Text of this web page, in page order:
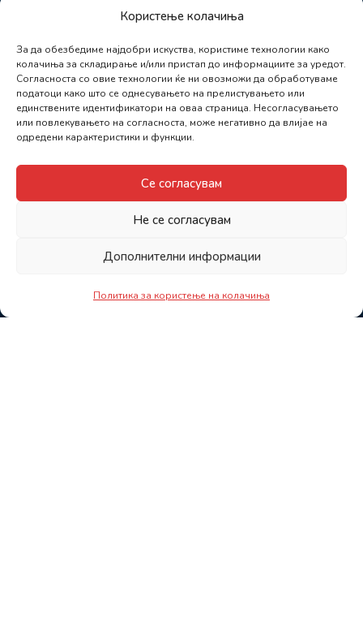
Користење колачиња
За да обезбедиме најдобри искуства, користиме технологии како
колачиња за складирање и/или пристап до информациите за уредот.
Согласноста со овие технологии ќе ни овозможи да обработуваме
податоци како што се однесувањето на прелистувањето или
единствените идентификатори на оваа страница. Несогласувањето
или повлекувањето на согласноста, може негативно да влијае на
одредени карактеристики и функции.
Се согласувам
Не се согласувам
Дополнителни информации
Политика за користење на колачиња